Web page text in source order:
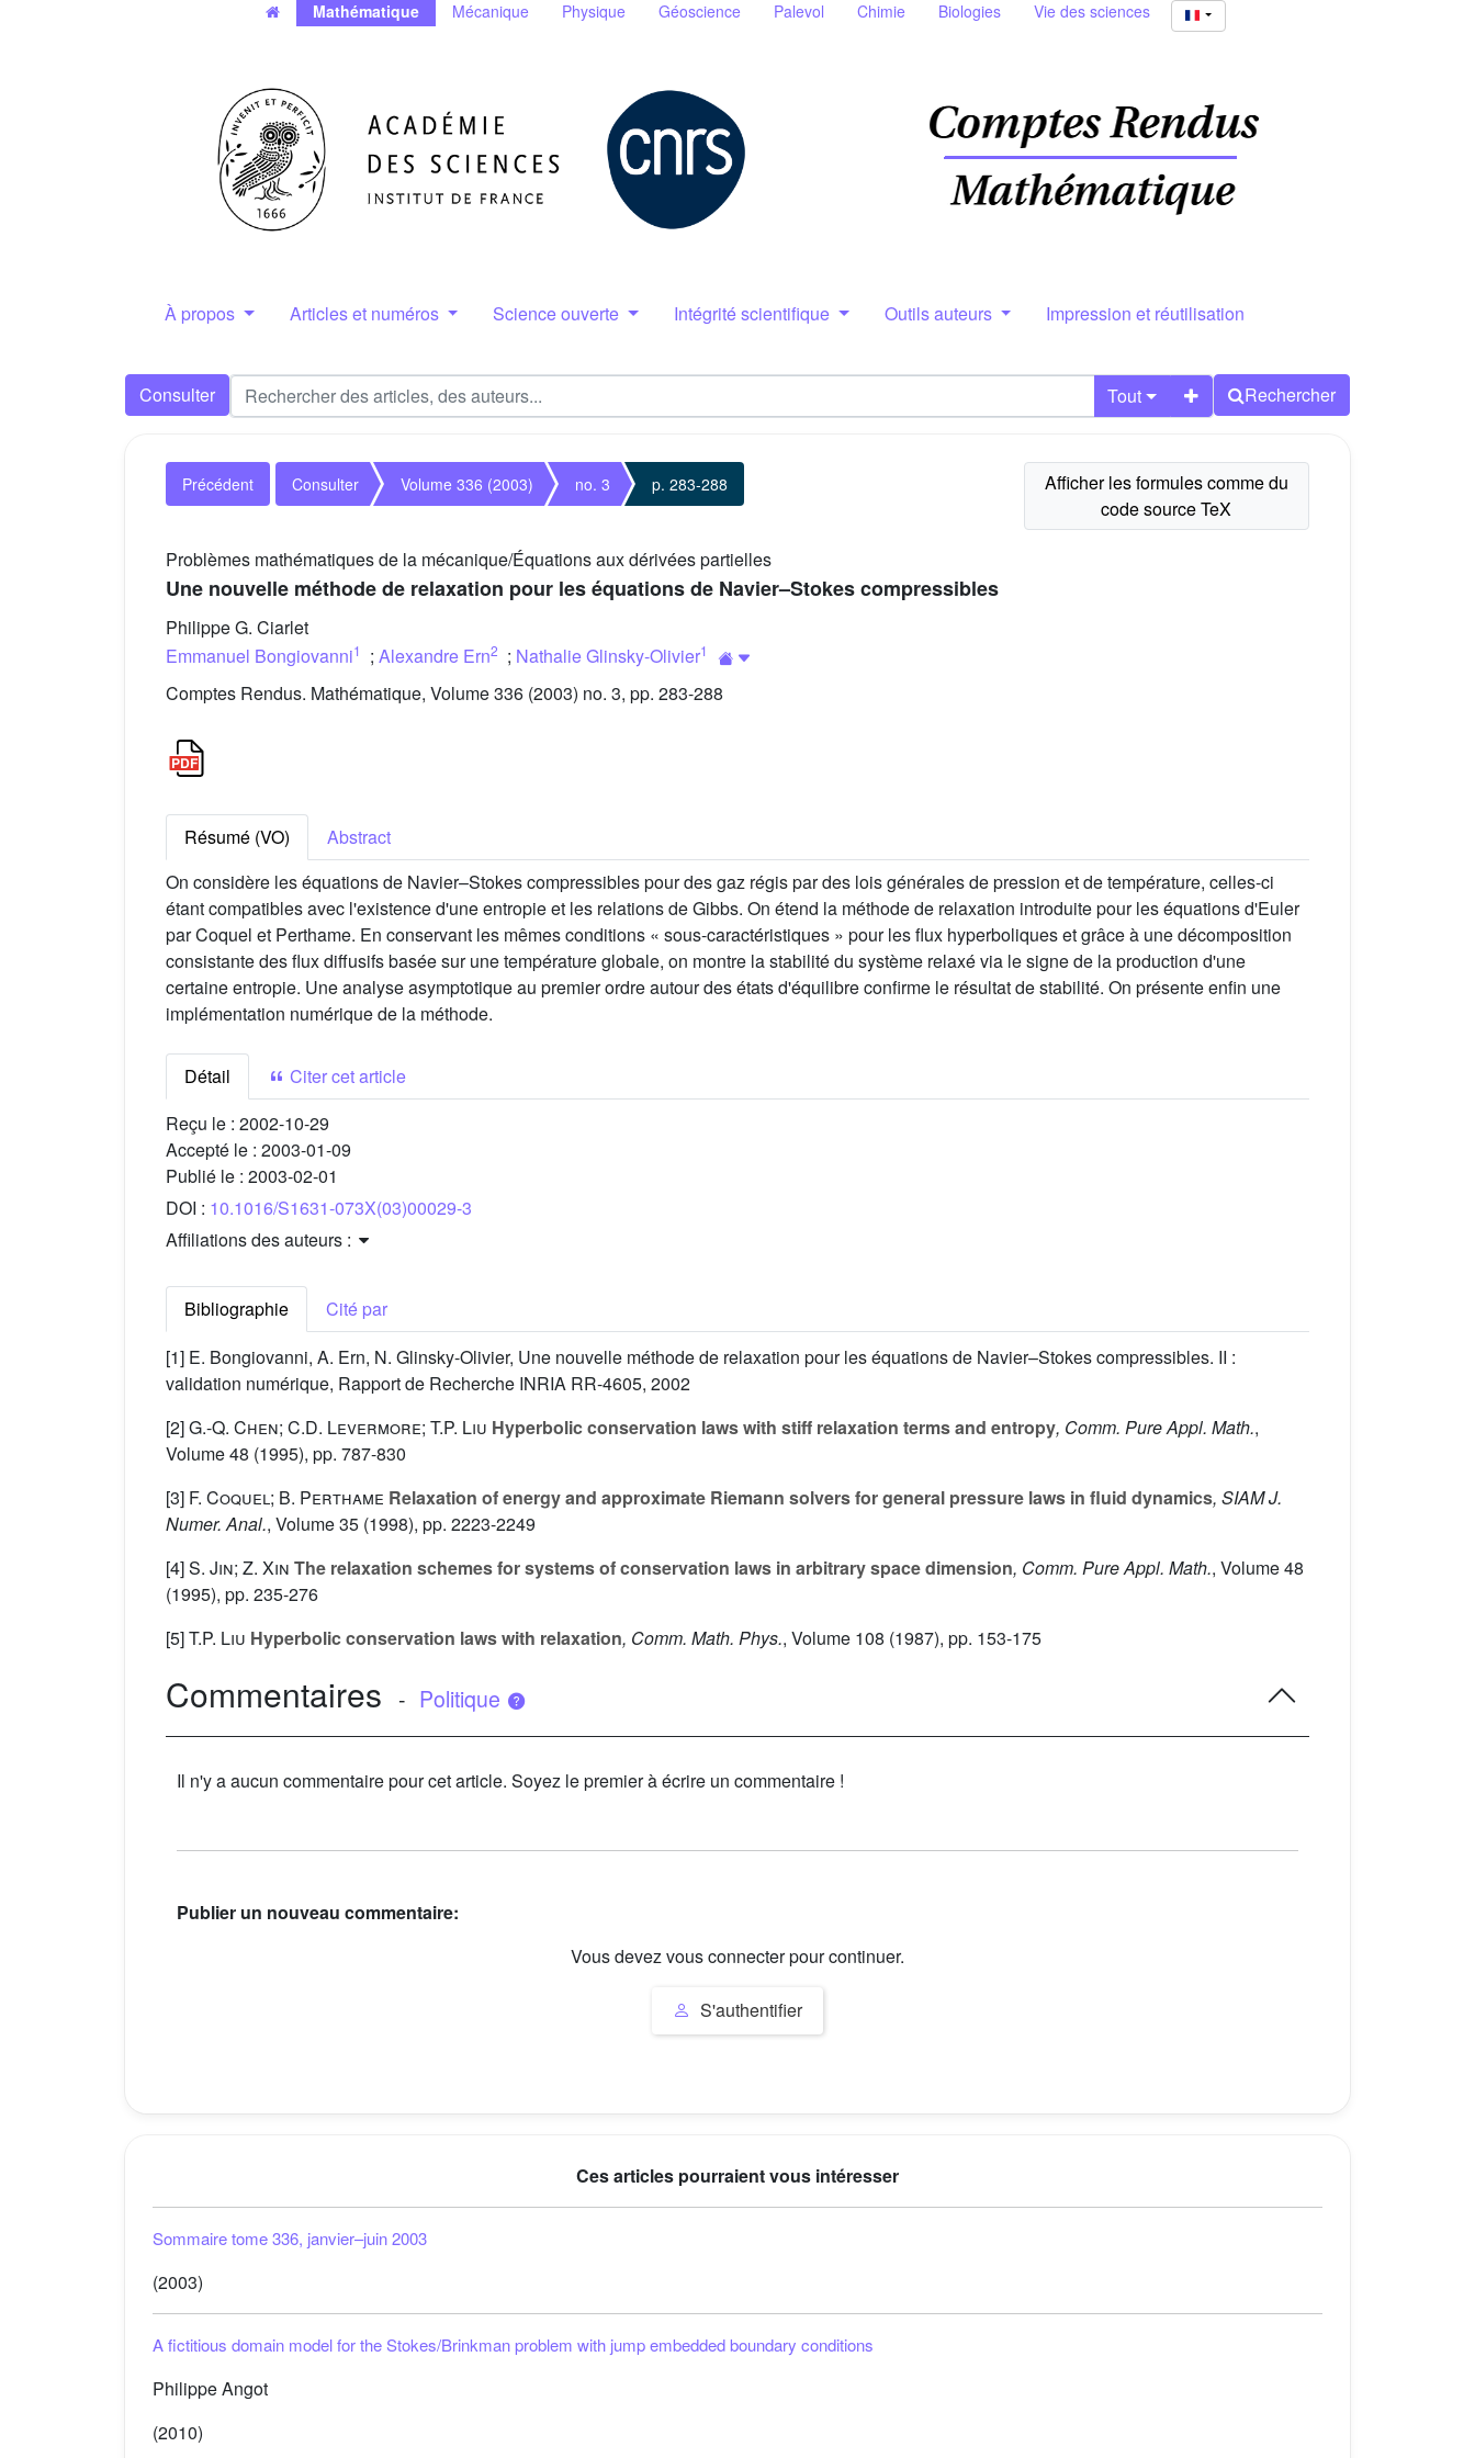
Mathématique Mécanique Physique Géoscience Palevol Chimie Biologies Vie des sciences
À propos Articles et numéros Science ouverte Intégrité scientifique Outils auteurs Impression et réutilisation
Consulter Tout Rechercher
Précédent Consulter Volume 336 (2003) no. 3 p. 283-288
Problèmes mathématiques de la mécanique/Équations aux dérivées partielles
Une nouvelle méthode de relaxation pour les équations de Navier–Stokes compressibles
Philippe G. Ciarlet
Emmanuel Bongiovanni1 ; Alexandre Ern2 ; Nathalie Glinsky-Olivier1
Comptes Rendus. Mathématique, Volume 336 (2003) no. 3, pp. 283-288
Résumé (VO)
Abstract
On considère les équations de Navier–Stokes compressibles pour des gaz régis par des lois générales de pression et de température, celles-ci
étant compatibles avec l'existence d'une entropie et les relations de Gibbs. On étend la méthode de relaxation introduite pour les équations d'Euler
par Coquel et Perthame. En conservant les mêmes conditions « sous-caractéristiques » pour les flux hyperboliques et grâce à une décomposition
consistante des flux diffusifs basée sur une température globale, on montre la stabilité du système relaxé via le signe de la production d'une
certaine entropie. Une analyse asymptotique au premier ordre autour des états d'équilibre confirme le résultat de stabilité. On présente enfin une
implémentation numérique de la méthode.
Détail
Citer cet article
Reçu le : 2002-10-29
Accepté le : 2003-01-09
Publié le : 2003-02-01
DOI : 10.1016/S1631-073X(03)00029-3
Affiliations des auteurs :
Bibliographie
Cité par
[1] E. Bongiovanni, A. Ern, N. Glinsky-Olivier, Une nouvelle méthode de relaxation pour les équations de Navier–Stokes compressibles. II :
validation numérique, Rapport de Recherche INRIA RR-4605, 2002
[2]G.-Q. Chen; C.D. Levermore; T.P. Liu Hyperbolic conservation laws with stiff relaxation terms and entropy, Comm. Pure Appl. Math.,
Volume 48 (1995), pp. 787-830
[3] F. Coquel; B. Perthame Relaxation of energy and approximate Riemann solvers for general pressure laws in fluid dynamics, SIAM J.
Numer. Anal., Volume 35 (1998), pp. 2223-2249
[4]S. Jin; Z. Xin The relaxation schemes for systems of conservation laws in arbitrary space dimension, Comm. Pure Appl. Math., Volume 48
(1995), pp. 235-276
[5]T.P. Liu Hyperbolic conservation laws with relaxation, Comm. Math. Phys., Volume 108 (1987), pp. 153-175
Commentaires - Politique
Il n'y a aucun commentaire pour cet article. Soyez le premier à écrire un commentaire !
Publier un nouveau commentaire:
Vous devez vous connecter pour continuer.
S'authentifier
Ces articles pourraient vous intéresser
Sommaire tome 336, janvier–juin 2003
(2003)
A fictitious domain model for the Stokes/Brinkman problem with jump embedded boundary conditions
Philippe Angot
(2010)